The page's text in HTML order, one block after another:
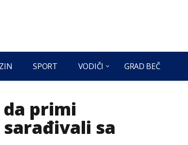
SPORT VODIČI GRAD BEČ
primi
sa